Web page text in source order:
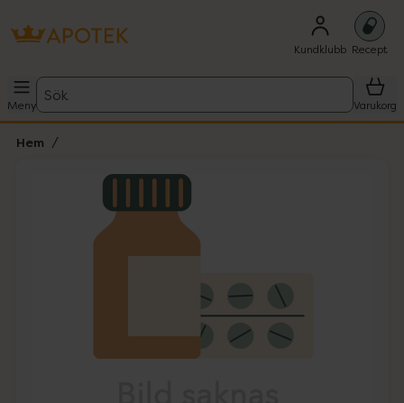
Kundklubb Recept
Meny
Sök
Varukorg
Hem
Lista: . Innehåller 1 objekt.